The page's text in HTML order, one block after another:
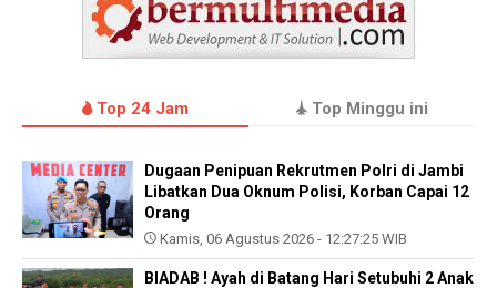
Top 24 Jam Top Minggu ini
Dugaan Penipuan Rekrutmen Polri di Jambi
Libatkan Dua Oknum Polisi, Korban Capai 12
Orang
Kamis, 06 Agustus 2026 - 12:27:25 WIB
BIADAB ! Ayah di Batang Hari Setubuhi 2 Anak